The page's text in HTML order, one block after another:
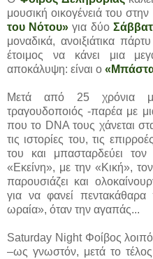
μουσική οικογένειά του
του Νότου» για δύο
μοναδικά, ανοιξιάτικα
έτοιμος να κάνει μια
αποκάλυψη: είναι ο
Μετά από 25 χρόνια
τραγουδοποιός -παρέα με
που το DNA τους χάνεται
τις ιστορίες του, τις
του και μπασταρδεύει τον
«Εκείνη», με την «Κική»,
παρουσιάζει και
για να φανεί
ωραία», όταν την αγαπάς...
Saturday Night Φοίβος
–ως γνωστόν, μετά το